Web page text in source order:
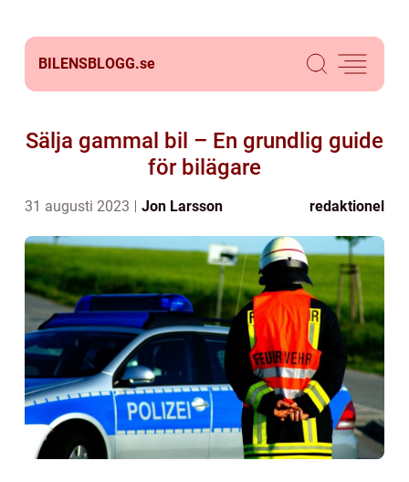
BILENSBLOGG.se
Sälja gammal bil – En grundlig guide
för bilägare
31 augusti 2023 Jon Larsson redaktionel